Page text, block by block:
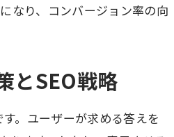
なり、コンバージョン率の向
とSEO戦略
。ユーザーが求める答えを